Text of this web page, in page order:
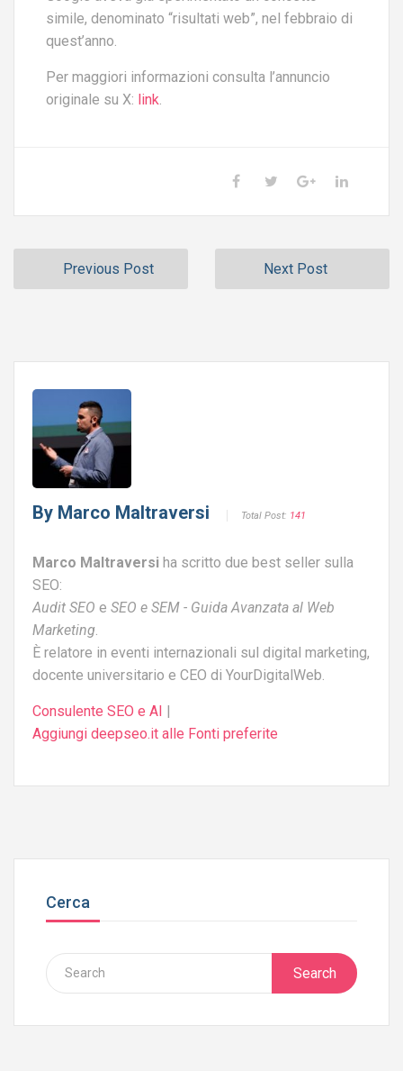
simile, denominato “risultati web”, nel febbraio di
quest’anno.
Per maggiori informazioni consulta l’annuncio
originale su X: link
Previous Post Next Post
By Marco Maltraversi Total Post: 141
Marco Maltraversi ha scritto due best seller sulla
SEO:
Audit SEO e SEO e SEM - Guida Avanzata al Web
Marketing
È relatore in eventi internazionali sul digital marketing,
docente universitario e CEO di YourDigitalWeb.
Consulente SEO e AI |
Aggiungi deepseo.it alle Fonti preferite
Cerca
Search